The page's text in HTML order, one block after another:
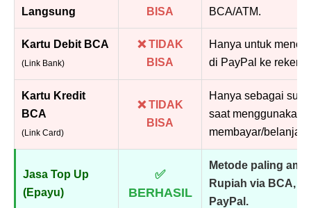
Langsung
BISA
BCA/ATM.
Kartu Debit BCA
(Link Bank)
❌ TIDAK
BISA
Hanya untuk
di PayPal ke
Kartu Kredit
BCA
(Link Card)
❌ TIDAK
BISA
Hanya sebagai
saat menggunakan
membayar/belanja.
Jasa Top Up
(Epayu)
✅
BERHASIL
Metode paling
Rupiah via BCA,
PayPal.